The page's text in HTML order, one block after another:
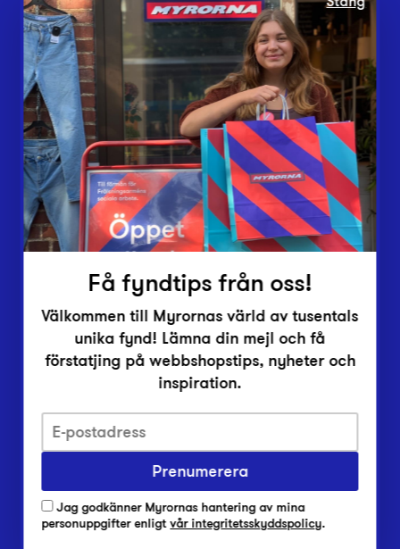
Webbshop
Butiker
Lämna in
Vårt överskott
Inlämningsplatser
Om Myrorna
Lediga jobb
Pressrum
Integritetsskyddspolicy
Har du frågor om onlineköp, leverans eller retur?
Har du frågor om vår verksamhet?
Vanliga frågor om Myrorna
Få fyndtips från oss!
Välkommen till Myrornas värld av tusentals
unika fynd! Lämna din mejl och få
förstatjing på webbshopstips, nyheter och
inspiration.
Prenumerera
Jag godkänner Myrornas hantering av mina
personuppgifter enligtvår integritetsskyddspolicy.